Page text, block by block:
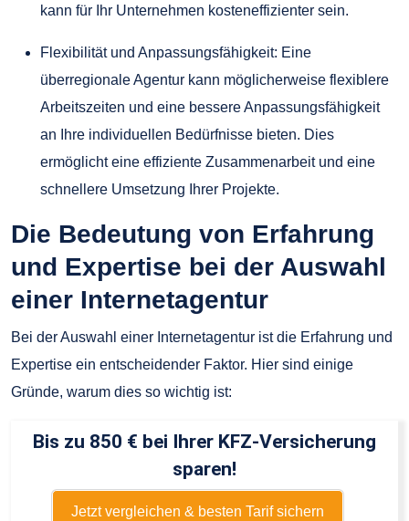
kann für Ihr Unternehmen kosteneffizienter sein.
Flexibilität und Anpassungsfähigkeit: Eine
überregionale Agentur kann möglicherweise flexiblere
Arbeitszeiten und eine bessere Anpassungsfähigkeit
an Ihre individuellen Bedürfnisse bieten. Dies
ermöglicht eine effiziente Zusammenarbeit und eine
schnellere Umsetzung Ihrer Projekte.
Die Bedeutung von Erfahrung
und Expertise bei der Auswahl
einer Internetagentur
Bei der Auswahl einer Internetagentur ist die Erfahrung und
Expertise ein entscheidender Faktor. Hier sind einige
Gründe, warum dies so wichtig ist:
Bis zu 850 € bei Ihrer KFZ-Versicherung
sparen!
Jetzt vergleichen & besten Tarif sichern